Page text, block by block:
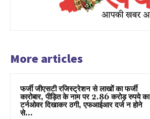
More articles
फर्जी जीएसटी रजिस्ट्रेशन से लाखों का फर्जी
कारोबार, पीड़ित के नाम पर 2.86 करोड़ रुपये का
टर्नओवर दिखाकर ठगी, एफआईआर दर्ज न होने
से...